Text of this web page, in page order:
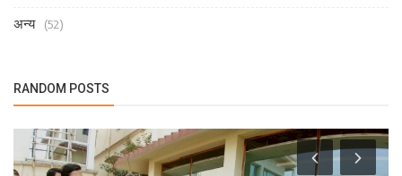
अन्य (52)
RANDOM POSTS